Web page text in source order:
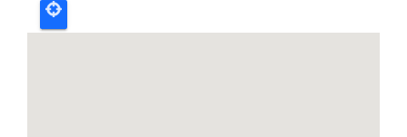
Carte